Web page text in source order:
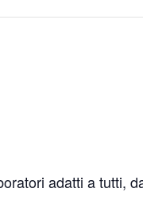
adatti a tutti,